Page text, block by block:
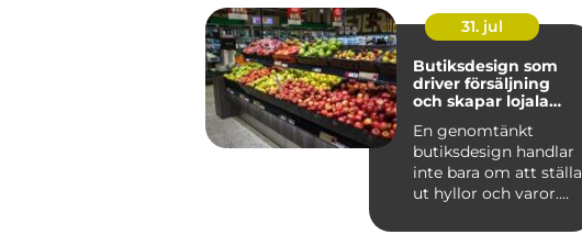
31. jul
Butiksdesign som
driver försäljning
och skapar lojala
En genomtänkt
butiksdesign handlar
inte bara om att ställa
ut hyllor och varor.
kun...